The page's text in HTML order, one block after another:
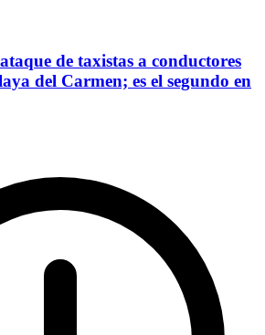
de taxistas a conductores
del Carmen; es el segundo en